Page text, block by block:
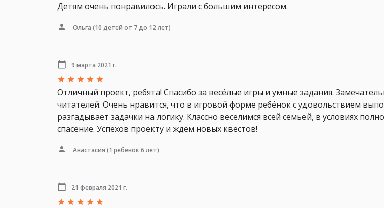
Детям очень понравилось. Играли с большим интересом.
Ольга (10 детей от 7 до 12 лет)
9 марта 2021 г.
Отличный проект, ребята! Спасибо за весёлые игры и умные задания.
читателей. Очень нравится, что в игровой форме ребёнок с удовольствием
разгадывает задачки на логику. Классно веселимся всей семьей, в условиях
спасение. Успехов проекту и ждём новых квестов!
Анастасия (1 ребенок 6 лет)
21 февраля 2021 г.